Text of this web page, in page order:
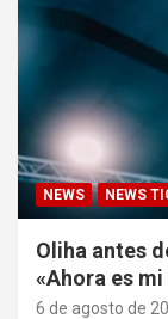
NEWS NEWS
Oliha antes
«Ahora es
6 de agosto de